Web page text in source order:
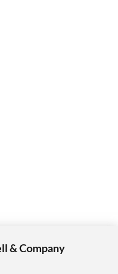
& Company